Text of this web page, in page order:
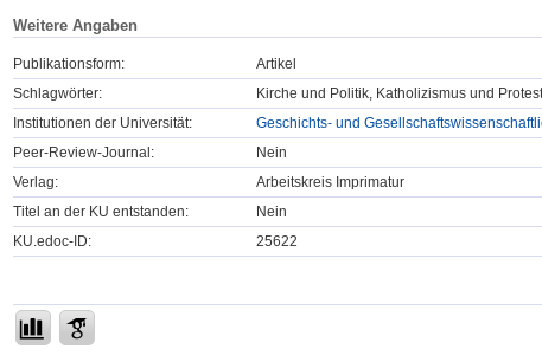
Weitere Angaben
Publikationsform:
Artikel
Schlagwörter:
Kirche und Politik, Katholizismus und
Institutionen der Universität:
Geschichts- und
Peer-Review-Journal:
Nein
Verlag:
Arbeitskreis Imprimatur
Titel an der KU entstanden:
Nein
KU.edoc-ID:
25622